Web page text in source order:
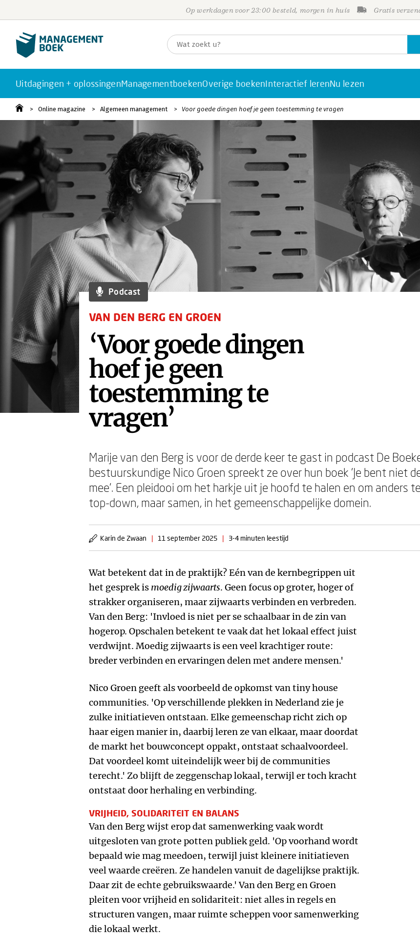
Op werkdagen voor 23:00 besteld, morgen in huis Gratis
Uitdagingen + oplossingenManagementboekenOverige boekenInteractief lerenNu lezen
Online magazine Algemeen management Voor goede dingen hoef je geen toestemming te vragen
Podcast
VAN DEN BERG EN GROEN
‘Voor goede dingen
hoef je geen
toestemming te
vragen’
Marije van den Berg is voor de derde keer te gast in podcast De
bestuurskundige Nico Groen spreekt ze over hun boek 'Je bent niet
mee'. Een pleidooi om het harkje uit je hoofd te halen en om anders
top-down, maar samen, in het gemeenschappelijke domein.
Karin de Zwaan | 11 september 2025 | 3-4 minuten leestijd
Wat betekent dat in de praktijk? Eén van de kernbegrippen uit
het gesprek is moedig zijwaarts. Geen focus op groter, hoger of
strakker organiseren, maar zijwaarts verbinden en verbreden.
Van den Berg: 'Invloed is niet per se schaalbaar in de zin van
hogerop. Opschalen betekent te vaak dat het lokaal effect juist
verdwijnt. Moedig zijwaarts is een veel krachtiger route:
breder verbinden en ervaringen delen met andere mensen.'
Nico Groen geeft als voorbeeld de opkomst van tiny house
communities. 'Op verschillende plekken in Nederland zie je
zulke initiatieven ontstaan. Elke gemeenschap richt zich op
haar eigen manier in, daarbij leren ze van elkaar, maar doordat
de markt het bouwconcept oppakt, ontstaat schaalvoordeel.
Dat voordeel komt uiteindelijk weer bij de communities
terecht.' Zo blijft de zeggenschap lokaal, terwijl er toch kracht
ontstaat door herhaling en verbinding.
VRIJHEID, SOLIDARITEIT EN BALANS
Van den Berg wijst erop dat samenwerking vaak wordt
uitgesloten van grote potten publiek geld. 'Op voorhand wordt
bepaald wie mag meedoen, terwijl juist kleinere initiatieven
veel waarde creëren. Ze handelen vanuit de dagelijkse praktijk.
Daar zit de echte gebruikswaarde.' Van den Berg en Groen
pleiten voor vrijheid en solidariteit: niet alles in regels en
structuren vangen, maar ruimte scheppen voor samenwerking
die lokaal werkt.